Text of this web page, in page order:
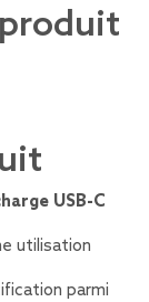
USB-C
utilisation
parmi